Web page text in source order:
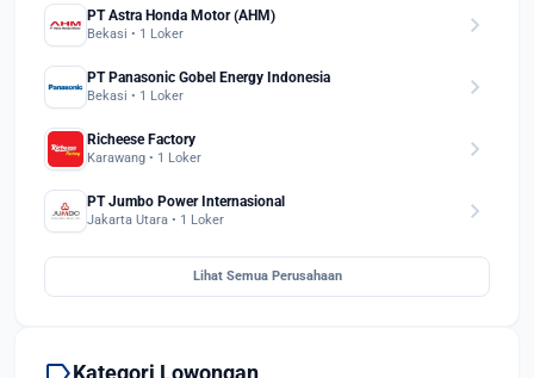
PT Astra Honda Motor (AHM)
Bekasi • 1 Loker chevron_right
PT Panasonic Gobel Energy Indonesia
Bekasi • 1 Loker chevron_right
Richeese Factory
Karawang • 1 Loker chevron_right
PT Jumbo Power Internasional
Jakarta Utara • 1 Loker chevron_right
Lihat Semua Perusahaan